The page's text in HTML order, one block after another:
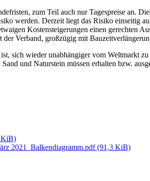
zum Teil auch nur Tagespreise an.
werden. Derzeit liegt das Risiko einseitig
Kostensteigerungen einen gerechten
Verband, großzügig mit
sich wieder unabhängiger vom Weltmarkt
und Naturstein müssen erhalten bzw.
KiB)
2021_Balkendiagramm.pdf(91,3 KiB)